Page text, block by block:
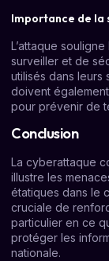
Importance de la
L’attaque
surveiller et de
utilisés dans leurs
doivent
pour prévenir de
Conclusion
La cyberattaque
illustre les
étatiques dans le
cruciale de
particulier en ce
protéger les
nationale.